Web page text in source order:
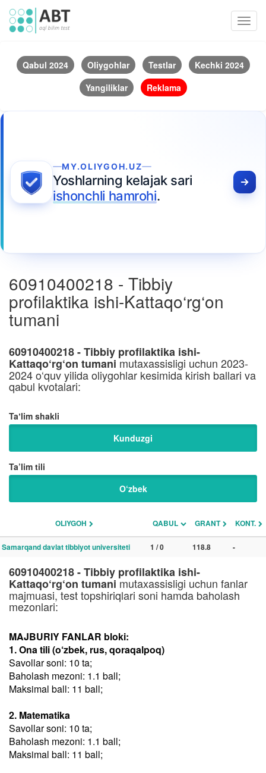
Qabul 2024 Oliygohlar Testlar
Kechki 2024
Yangiliklar
Reklama
MY.OLIYGOH.UZ
Yoshlarning kelajak sari
ishonchli hamrohi.
60910400218 - Tibbiy
profilaktika ishi-Kattaqo‘rg‘on
tumani
60910400218 - Tibbiy profilaktika ishi-
Kattaqo‘rg‘on tumanimutaxassisligi uchun 2023-
2024 o‘quv yilida oliygohlar kesimida kirish ballari va
qabul kvotalari:
Taʼlim shakli
Kunduzgi
Ta’lim tili
O‘zbek
OLIYGOH QABUL GRANT KONT.
Samarqand davlat tibbiyot universiteti 1 / 0 118.8 -
60910400218 - Tibbiy profilaktika ishi-
Kattaqo‘rg‘on tumanimutaxassisligi uchun fanlar
majmuasi, test topshiriqlari soni hamda baholash
mezonlari:
MAJBURIY FANLAR bloki:
1. Ona tili (o‘zbek, rus, qoraqalpoq)
Savollar soni: 10 ta;
Baholash mezoni: 1.1 ball;
Maksimal ball: 11 ball;
2. Matematika
Savollar soni: 10 ta;
Baholash mezoni: 1.1 ball;
Maksimal ball: 11 ball;